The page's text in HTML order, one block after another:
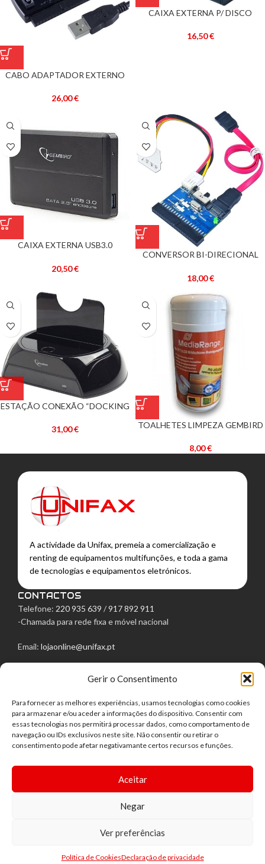
Gerir o Consentimento
Para fornecer as melhores experiências, usamos tecnologias como cookies
para armazenar e/ou aceder a informações do dispositivo. Consentir com
essas tecnologias nos permitirá processar dados, como comportamento de
navegação ou IDs exclusivos neste site. Não consentir ou retirar o
consentimento pode afetar negativamante certos recursos e funções.
Aceitar
Negar
Ver preferências
Política de CookiesDeclaração de privacidade
CABO ADAPTADOR EXTERNO
GEMBIRD
26,00€
CAIXA EXTERNA P/ DISCO
GEMBIRD
16,50€
CAIXA EXTERNA USB3.0
SATA – GEMBIRD
20,50€
CONVERSOR BI-DIRECIONAL
18,00€
ESTAÇÃO CONEXÃO “DOCKING
RIGIDOS SATA 2,5″ E 3,5″ –
31,00€
TOALHETES LIMPEZA GEMBIRD
8,00€
A actividade da Unifax, premeia a comercialização e
renting de equipamentos multifunções, e toda a gama
de tecnologias e equipamentos eletrónicos.
CONTACTOS
Telefone: 220 935 639 /917 892 911
-Chamada para rede fixa e móvel nacional
Email: lojaonline@unifax.pt
LINKS ÚTEIS
Política de Privacidade
Política de Cookies
Termos e Condições
Direito de livre resolução
UNIFAX -Todos os direitos reservados. | Desenvolvido por